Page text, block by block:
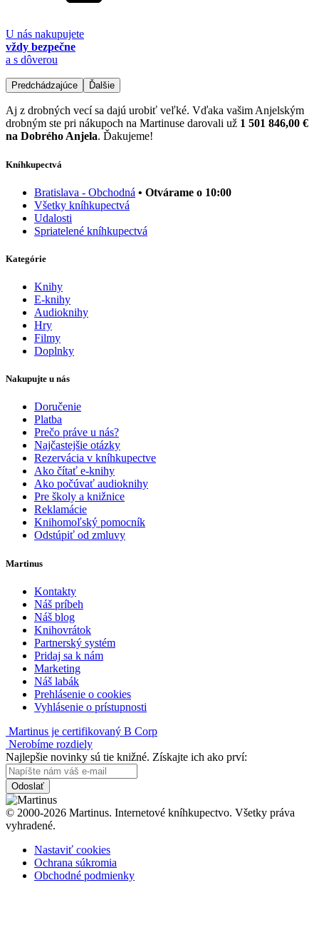
U nás nakupujete
vždy bezpečne
a s dôverou
Predchádzajúce Ďalšie
Aj z drobných vecí sa dajú urobiť veľké. Vďaka vašim Anjelským
drobným ste pri nákupoch na Martinuse darovali už 1 501 846,00 €
na Dobrého Anjela. Ďakujeme!
Kníhkupectvá
Bratislava - Obchodná • Otvárame o 10:00
Všetky kníhkupectvá
Udalosti
Spriatelené kníhkupectvá
Kategórie
Knihy
E-knihy
Audioknihy
Hry
Filmy
Doplnky
Nakupujte u nás
Doručenie
Platba
Prečo práve u nás?
Najčastejšie otázky
Rezervácia v kníhkupectve
Ako čítať e-knihy
Ako počúvať audioknihy
Pre školy a knižnice
Reklamácie
Knihomoľský pomocník
Odstúpiť od zmluvy
Martinus
Kontakty
Náš príbeh
Náš blog
Knihovrátok
Partnerský systém
Pridaj sa k nám
Marketing
Náš labák
Prehlásenie o cookies
Vyhlásenie o prístupnosti
Martinus je certifikovaný B Corp
Nerobíme rozdiely
Najlepšie novinky sú tie knižné. Získajte ich ako prví:
Odoslať
© 2000-2026 Martinus. Internetové kníhkupectvo. Všetky práva
vyhradené.
Nastaviť cookies
Ochrana súkromia
Obchodné podmienky